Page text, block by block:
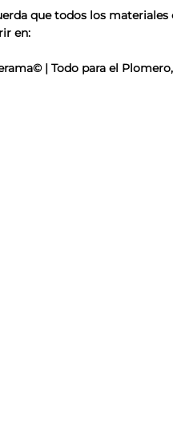
que todos los materiales
en:
| Todo para el